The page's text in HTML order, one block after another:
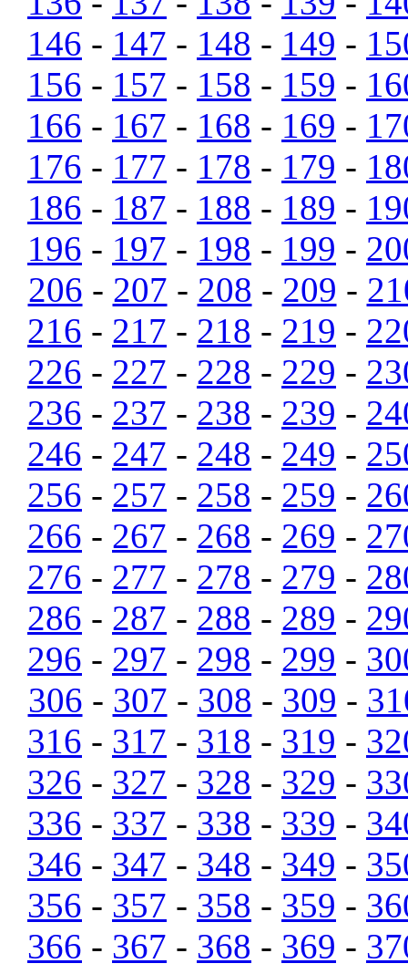
146 - 147 - 148 - 149 -
156 - 157 - 158 - 159 -
166 - 167 - 168 - 169 -
176 - 177 - 178 - 179 -
186 - 187 - 188 - 189 -
196 - 197 - 198 - 199 -
206 - 207 - 208 - 209 -
216 - 217 - 218 - 219 -
226 - 227 - 228 - 229 -
236 - 237 - 238 - 239 -
246 - 247 - 248 - 249 -
256 - 257 - 258 - 259 -
266 - 267 - 268 - 269 -
276 - 277 - 278 - 279 -
286 - 287 - 288 - 289 -
296 - 297 - 298 - 299 -
306 - 307 - 308 - 309 -
316 - 317 - 318 - 319 -
326 - 327 - 328 - 329 -
336 - 337 - 338 - 339 -
346 - 347 - 348 - 349 -
356 - 357 - 358 - 359 -
366 - 367 - 368 - 369 -